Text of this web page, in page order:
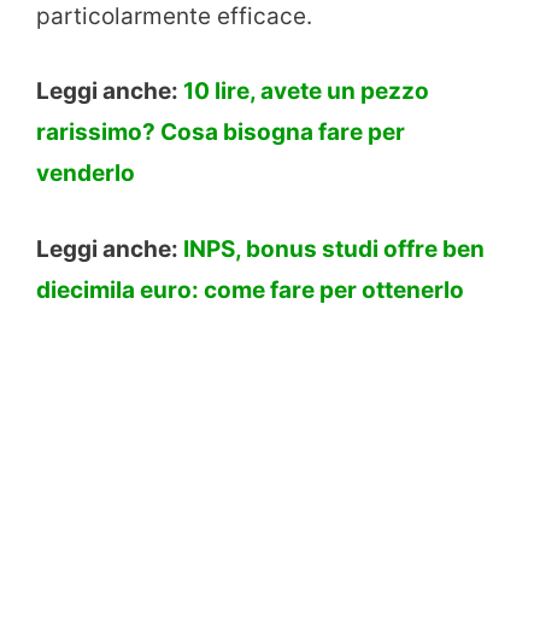
particolarmente efficace.
Leggi anche: 10 lire, avete un pezzo
rarissimo? Cosa bisogna fare per
venderlo
Leggi anche: INPS, bonus studi offre ben
diecimila euro: come fare per ottenerlo